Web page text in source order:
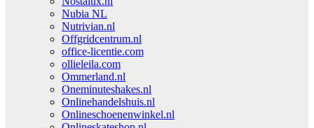
Nubia NL
Nutrivian.nl
Offgridcentrum.nl
office-licentie.com
ollieleila.com
Ommerland.nl
Oneminuteshakes.nl
Onlinehandelshuis.nl
Onlineschoenenwinkel.nl